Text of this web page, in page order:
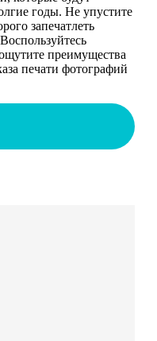
годы. Не упустите
запечатлеть
преимущества
печати фотографий